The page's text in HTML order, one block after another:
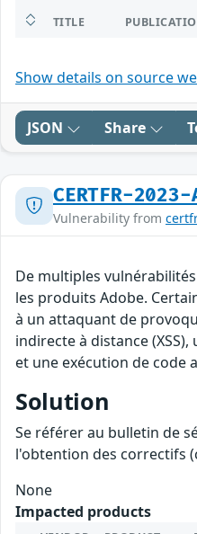
TITLE
Show details on source
JSON Share
CERTFR-
Vulnerability from
De multiples
les produits Adobe.
à un attaquant de
indirecte à distance
et une exécution de code
Solution
Se référer au bulletin de
l'obtention des correctifs
None
Impacted products